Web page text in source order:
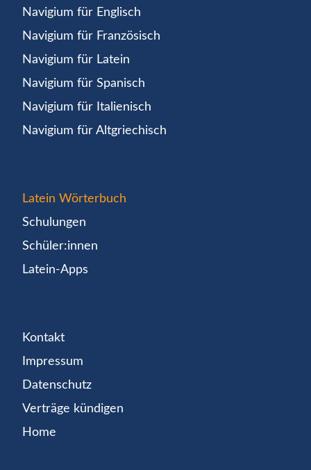
Navigium für Englisch
Navigium für Französisch
Navigium für Latein
Navigium für Spanisch
Navigium für Italienisch
Navigium für Altgriechisch
Latein Wörterbuch
Schulungen
Schüler:innen
Latein-Apps
Kontakt
Impressum
Datenschutz
Verträge kündigen
Home